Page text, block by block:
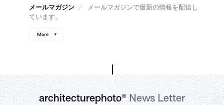
メールマガジン ／
メールマガジンで最新の情報を配信し
ています。
More
architecturephoto®News Letter